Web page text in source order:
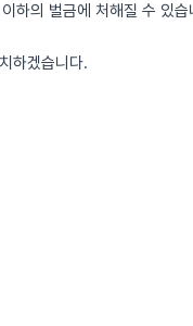
하의 벌금에 처해질 수 있습
하겠습니다.